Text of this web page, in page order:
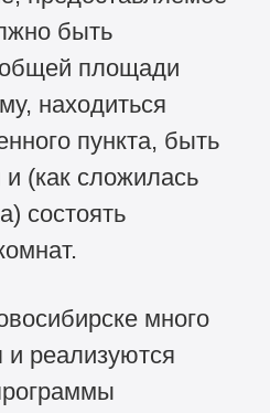
быть
площади
находиться
пункта, быть
(как сложилась
состоять
много
реализуются